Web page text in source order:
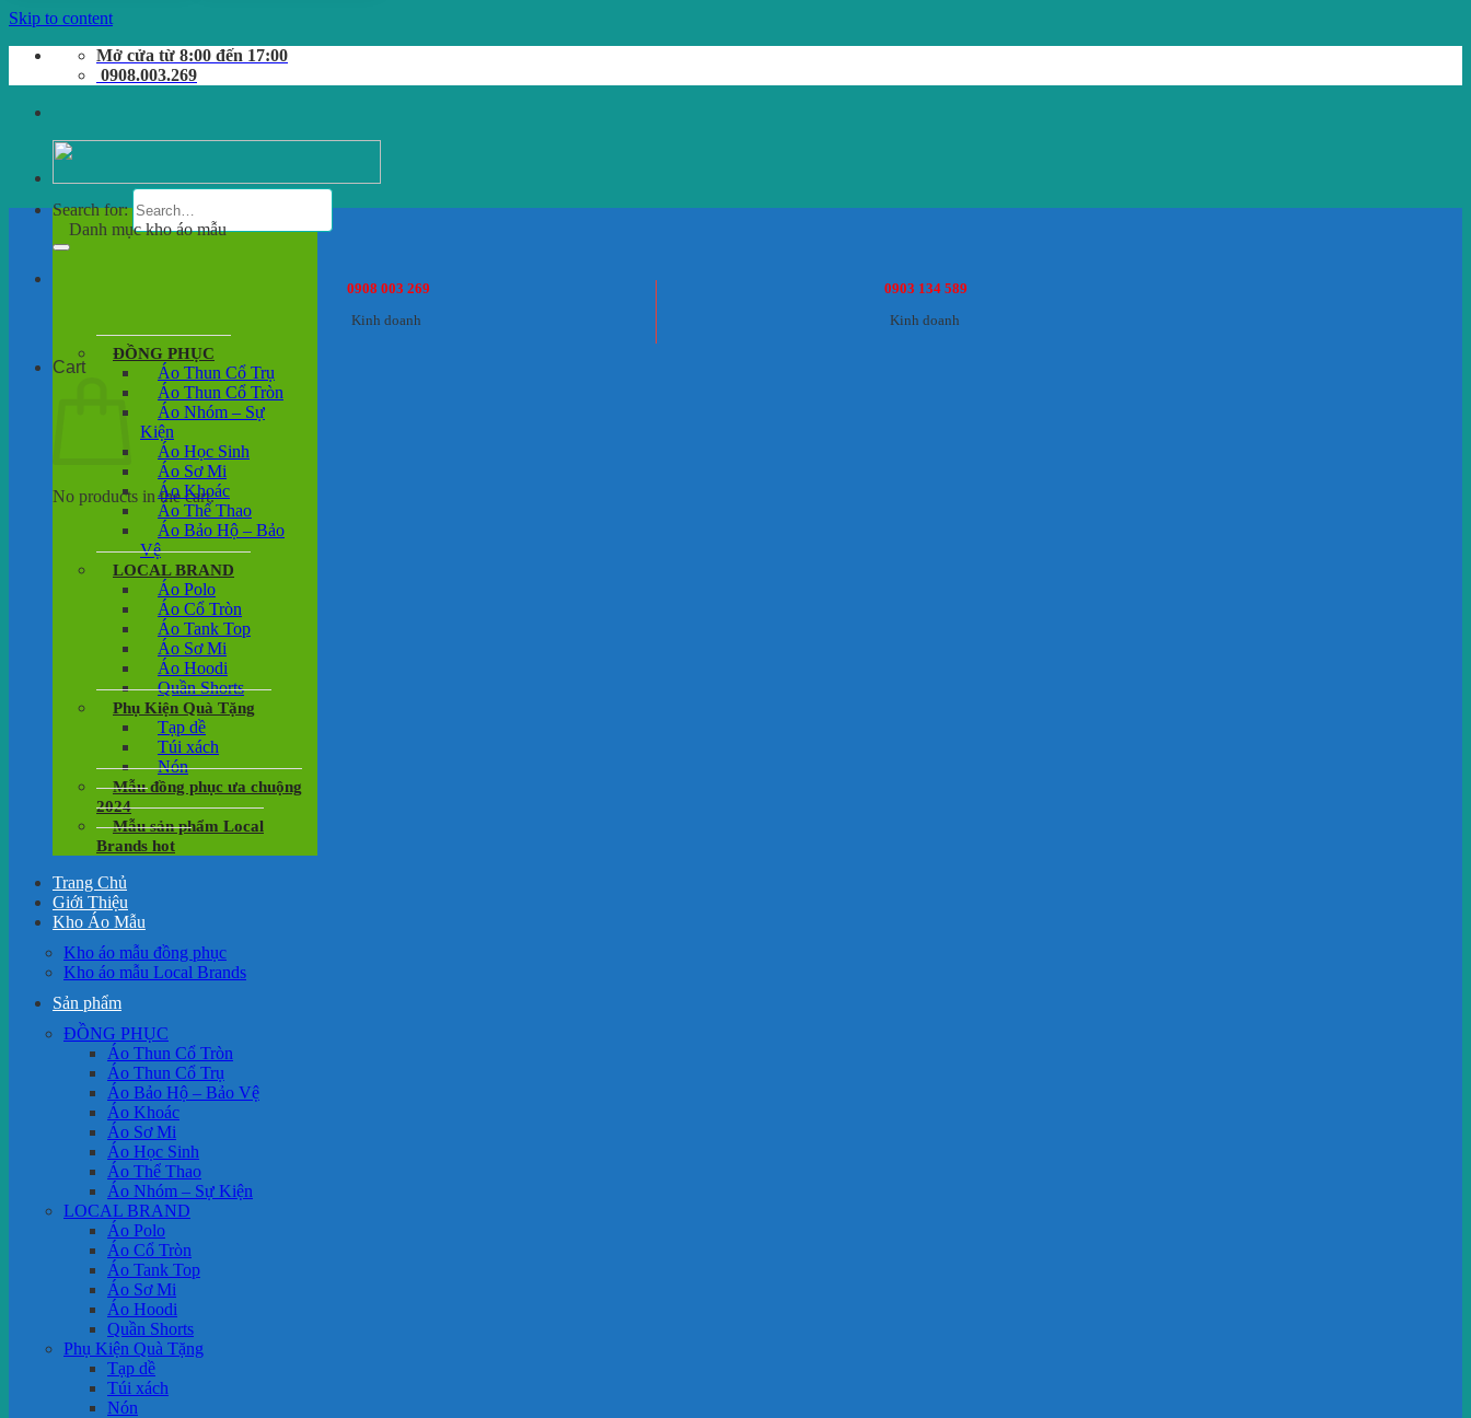
Skip to content
Mở cửa từ 8:00 đến 17:00
0908.003.269
Search for:
0908 003 269
Kinh doanh
0903 134 589
Kinh doanh
Cart
No products in the cart.
Danh mục kho áo mẫu
ĐỒNG PHỤC
Áo Thun Cổ Trụ
Áo Thun Cổ Tròn
Áo Nhóm – Sự
Kiện
Áo Học Sinh
Áo Sơ Mi
Áo Khoác
Áo Thể Thao
Áo Bảo Hộ – Bảo
Vệ
LOCAL BRAND
Áo Polo
Áo Cổ Tròn
Áo Tank Top
Áo Sơ Mi
Áo Hoodi
Quần Shorts
Phụ Kiện Quà Tặng
Tạp dề
Túi xách
Nón
Mẫu đồng phục ưa chuộng
2024
Mẫu sản phẩm Local
Brands hot
Trang Chủ
Giới Thiệu
Kho Áo Mẫu
Kho áo mẫu đồng phục
Kho áo mẫu Local Brands
Sản phẩm
ĐỒNG PHỤC
Áo Thun Cổ Tròn
Áo Thun Cổ Trụ
Áo Bảo Hộ – Bảo Vệ
Áo Khoác
Áo Sơ Mi
Áo Học Sinh
Áo Thể Thao
Áo Nhóm – Sự Kiện
LOCAL BRAND
Áo Polo
Áo Cổ Tròn
Áo Tank Top
Áo Sơ Mi
Áo Hoodi
Quần Shorts
Phụ Kiện Quà Tặng
Tạp dề
Túi xách
Nón